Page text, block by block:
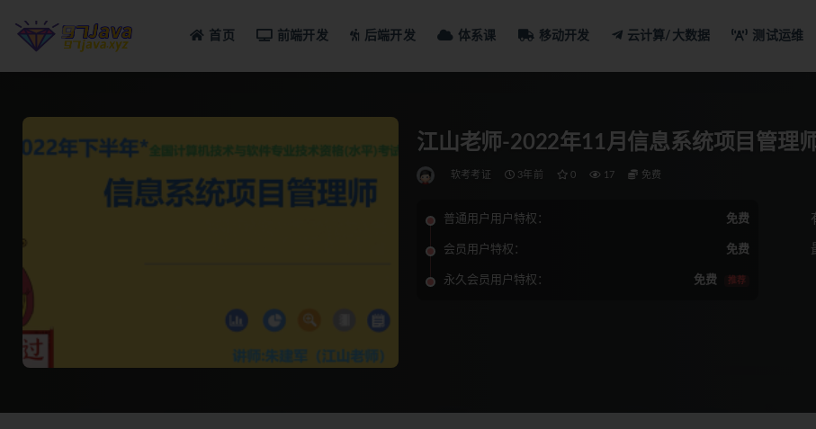
首页 前端开发 后端开发 体系课 移动开发 云计算/大数据 测试运维
江山老师-2022年11月信息系统项目管理
软考考证 3年前 0 17 免费
普通用户用户特权： 免费
会员用户特权： 免费
永久会员用户特权： 免费 推荐